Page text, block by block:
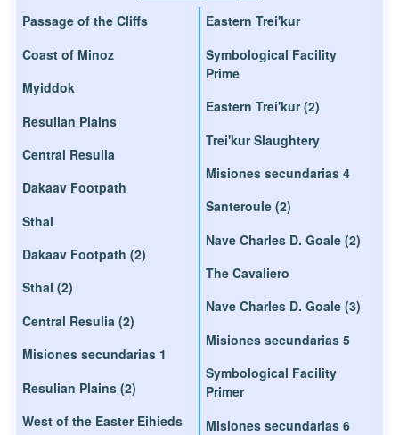
Passage of the Cliffs
Coast of Minoz
Myiddok
Resulian Plains
Central Resulia
Dakaav Footpath
Sthal
Dakaav Footpath (2)
Sthal (2)
Central Resulia (2)
Misiones secundarias 1
Resulian Plains (2)
West of the Easter Eihieds
Eastern Trei'kur
Symbological Facility
Prime
Eastern Trei'kur (2)
Trei'kur Slaughtery
Misiones secundarias 4
Santeroule (2)
Nave Charles D. Goale (2)
The Cavaliero
Nave Charles D. Goale (3)
Misiones secundarias 5
Symbological Facility
Primer
Misiones secundarias 6